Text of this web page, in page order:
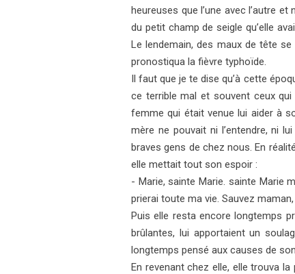
heureuses que l’une avec l’autre
du petit champ de seigle qu’elle
Le lendemain, des maux de tête
pronostiqua la fièvre typhoïde.
Il faut que je te dise qu’à cette
ce terrible mal et souvent ceux
femme qui était venue lui aider à
mère ne pouvait ni l’entendre, ni
braves gens de chez nous. En
elle mettait tout son espoir :
- Marie, sainte Marie. sainte Marie
prierai toute ma vie. Sauvez
Puis elle resta encore longtemps
brûlantes, lui apportaient un
longtemps pensé aux causes de
En revenant chez elle, elle trouva